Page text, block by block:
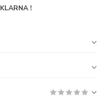
KLARNA !